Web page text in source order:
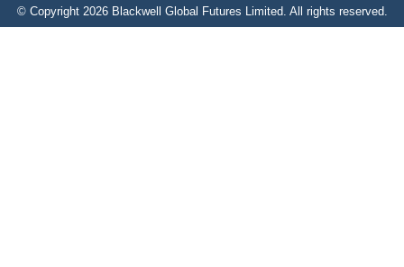
© Copyright 2026Blackwell Global Futures Limited. All rights reserved.